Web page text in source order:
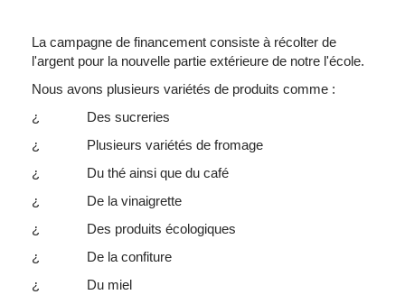
La campagne de financement consiste à récolter de
l'argent pour la nouvelle partie extérieure de notre l'école.
Nous avons plusieurs variétés de produits comme :
¿ Des sucreries
¿ Plusieurs variétés de fromage
¿ Du thé ainsi que du café
¿ De la vinaigrette
¿ Des produits écologiques
¿ De la confiture
¿ Du miel